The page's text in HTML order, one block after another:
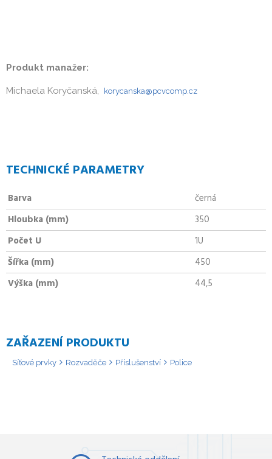
Produkt manažer:
Michaela Koryčanská, korycanska@pcvcomp.cz
TECHNICKÉ PARAMETRY
Barva
černá
Hloubka (mm)
350
Počet U
1U
Šířka (mm)
450
Výška (mm)
44,5
ZAŘAZENÍ PRODUKTU
Síťové prvky Rozvaděče Příslušenství Police